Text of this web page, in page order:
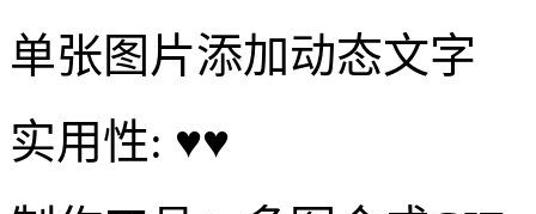
制作工具：多图合成GIF
制作难度：★